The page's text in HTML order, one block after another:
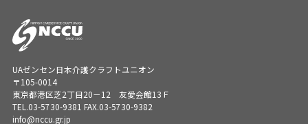
UAゼンセン日本介護クラフトユニオン
〒105-0014
東京都港区芝2丁目20－12 友愛会館13Ｆ
TEL.03-5730-9381 FAX.03-5730-9382
info@nccu.gr.jp